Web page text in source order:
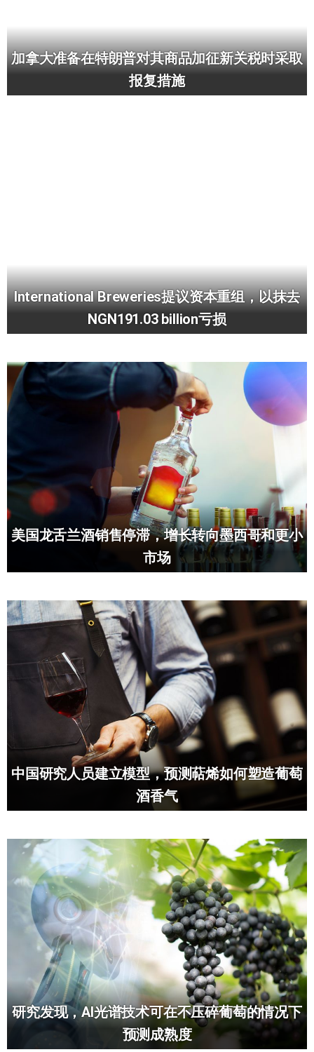
加拿大准备在特朗普对其商品加征新关税时采取
报复措施
International Breweries提议资本重组，以抹去
NGN191.03 billion亏损
美国龙舌兰酒销售停滞，增长转向墨西哥和更小
市场
中国研究人员建立模型，预测萜烯如何塑造葡萄
酒香气
研究发现，AI光谱技术可在不压碎葡萄的情况下
预测成熟度